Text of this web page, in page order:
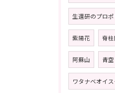
生還研のプロ
紫陽花 脊
阿蘇山 青空
ワタナベオイ